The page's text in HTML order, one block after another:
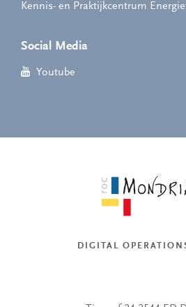
Kennis- en Praktijkcentrum
Social Media
Youtube
DIGITAL